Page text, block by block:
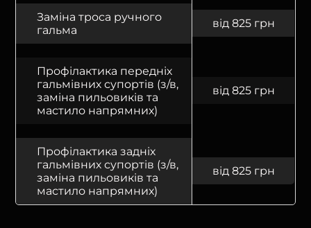
Заміна троса ручного
гальма
від 825 грн
Профілактика передніх
гальмівних супортів (з/в,
заміна пильовиків та
мастило напрямних)
від 825 грн
Профілактика задніх
гальмівних супортів (з/в,
заміна пильовиків та
мастило напрямних)
від 825 грн